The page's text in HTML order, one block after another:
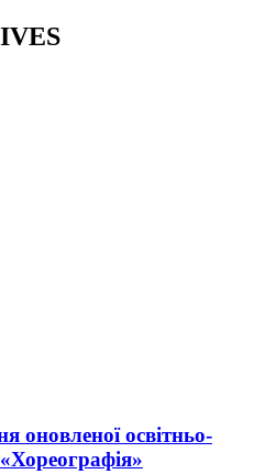
оновленої освітньо-